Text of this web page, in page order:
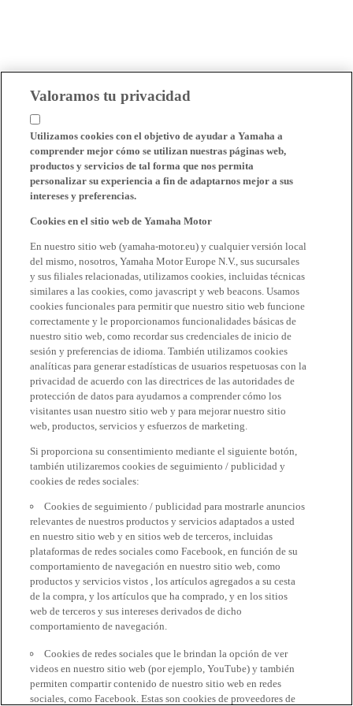
Valoramos tu privacidad
Utilizamos cookies con el objetivo de ayudar a Yamaha a
comprender mejor cómo se utilizan nuestras páginas web,
productos y servicios de tal forma que nos permita
personalizar su experiencia a fin de adaptarnos mejor a sus
intereses y preferencias.
Cookies en el sitio web de Yamaha Motor
En nuestro sitio web (yamaha-motor.eu) y cualquier versión local
del mismo, nosotros, Yamaha Motor Europe N.V., sus sucursales
y sus filiales relacionadas, utilizamos cookies, incluidas técnicas
similares a las cookies, como javascript y web beacons. Usamos
cookies funcionales para permitir que nuestro sitio web funcione
correctamente y le proporcionamos funcionalidades básicas de
nuestro sitio web, como recordar sus credenciales de inicio de
sesión y preferencias de idioma. También utilizamos cookies
analíticas para generar estadísticas de usuarios respetuosas con la
privacidad de acuerdo con las directrices de las autoridades de
protección de datos para ayudarnos a comprender cómo los
visitantes usan nuestro sitio web y para mejorar nuestro sitio
web, productos, servicios y esfuerzos de marketing.
Si proporciona su consentimiento mediante el siguiente botón,
también utilizaremos cookies de seguimiento / publicidad y
cookies de redes sociales:
Cookies de seguimiento / publicidad para mostrarle anuncios
relevantes de nuestros productos y servicios adaptados a usted
en nuestro sitio web y en sitios web de terceros, incluidas
plataformas de redes sociales como Facebook, en función de su
comportamiento de navegación en nuestro sitio web, como
productos y servicios vistos , los artículos agregados a su cesta
de la compra, y los artículos que ha comprado, y en los sitios
web de terceros y sus intereses derivados de dicho
comportamiento de navegación.
Cookies de redes sociales que le brindan la opción de ver
videos en nuestro sitio web (por ejemplo, YouTube) y también
permiten compartir contenido de nuestro sitio web en redes
sociales, como Facebook. Estas son cookies de proveedores de